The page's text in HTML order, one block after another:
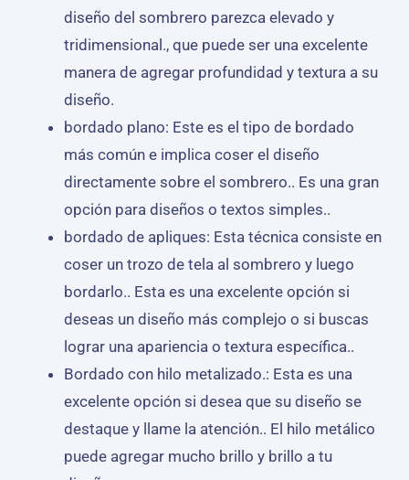
diseño del sombrero parezca elevado y
tridimensional., que puede ser una excelente
manera de agregar profundidad y textura a su
diseño.
bordado plano: Este es el tipo de bordado
más común e implica coser el diseño
directamente sobre el sombrero.. Es una gran
opción para diseños o textos simples..
bordado de apliques: Esta técnica consiste en
coser un trozo de tela al sombrero y luego
bordarlo.. Esta es una excelente opción si
deseas un diseño más complejo o si buscas
lograr una apariencia o textura específica..
Bordado con hilo metalizado.: Esta es una
excelente opción si desea que su diseño se
destaque y llame la atención.. El hilo metálico
puede agregar mucho brillo y brillo a tu